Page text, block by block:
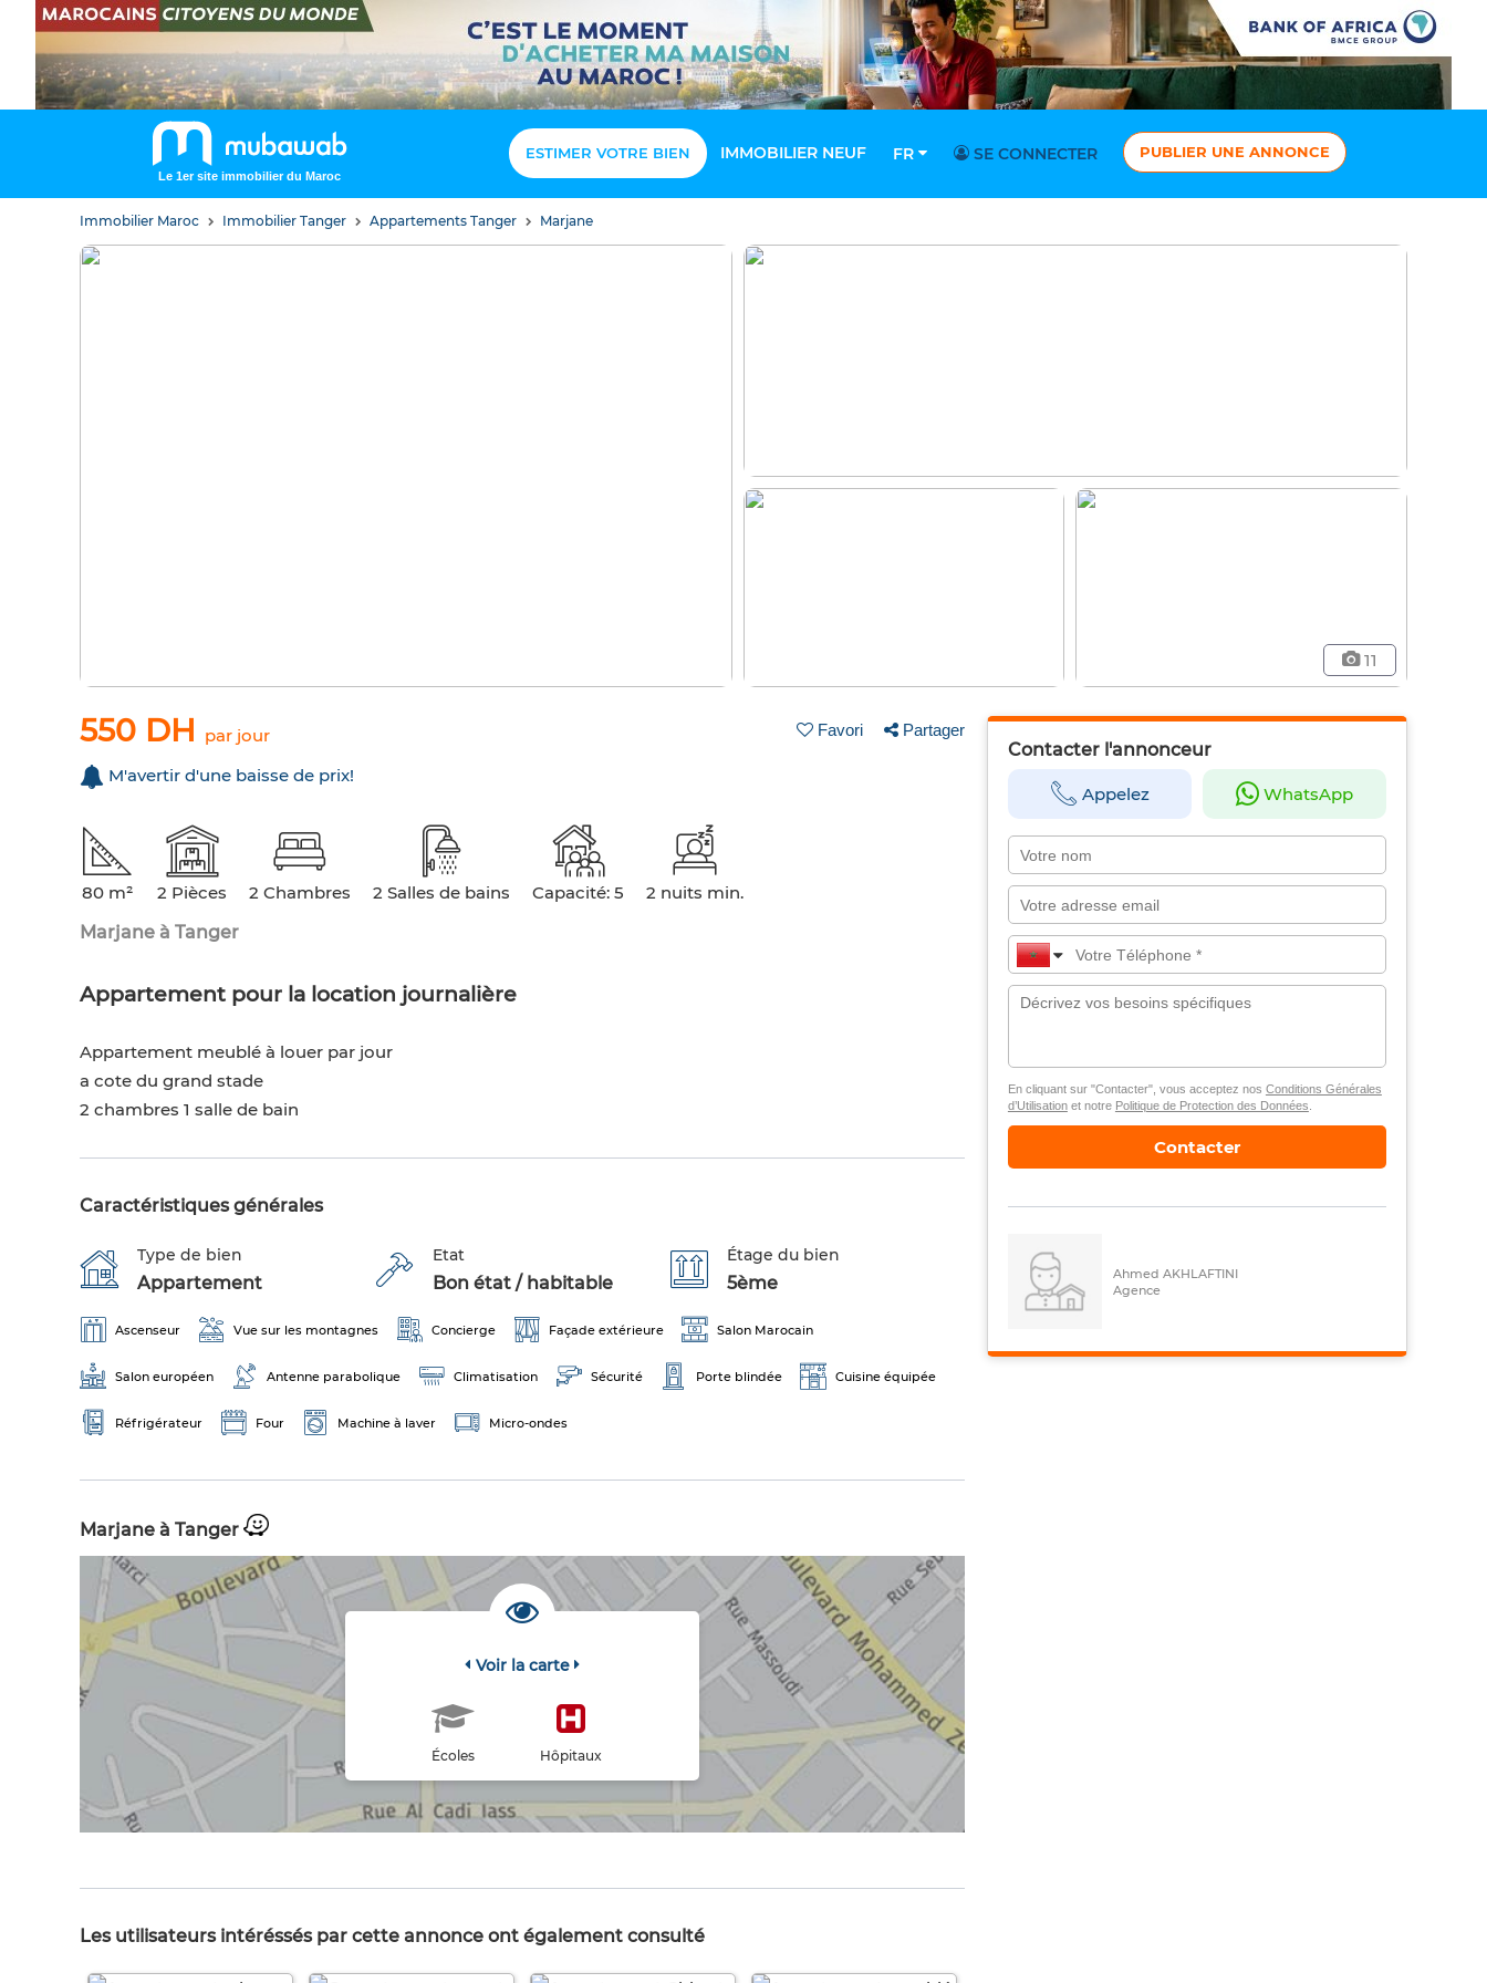
Le 1er site immobilier du Maroc
ESTIMER VOTRE BIEN IMMOBILIER NEUF FR SE CONNECTER PUBLIER UNE ANNONCE
Immobilier Maroc Immobilier Tanger Appartements Tanger Marjane
11
550 DH par jour Favori Partager
M'avertir d'une baisse de prix!
80 m² 2 Pièces 2 Chambres 2 Salles de bains Capacité: 5
2 nuits min.
Marjane à Tanger
Appartement pour la location journalière
Appartement meublé à louer par jour
a cote du grand stade
2 chambres 1 salle de bain
Caractéristiques générales
Type de bien
Appartement
Etat
Bon état / habitable
Étage du bien
5ème
Ascenseur Vue sur les montagnes Concierge Façade extérieure Salon Marocain
Salon européen Antenne parabolique Climatisation Sécurité Porte blindée Cuisine équipée
Réfrigérateur Four Machine à laver Micro-ondes
Marjane à Tanger
Voir la carte
Écoles Hôpitaux
Les utilisateurs intéréssés par cette annonce ont également consulté
Contacter l'annonceur
Appelez WhatsApp
En cliquant sur "Contacter", vous acceptez nos Conditions Générales
d’Utilisationet notre Politique de Protection des Données
Contacter
Ahmed AKHLAFTINI
Agence